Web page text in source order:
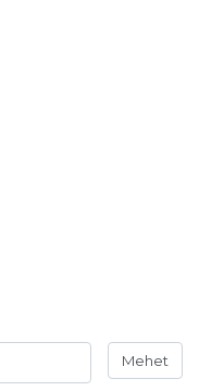
Mehet